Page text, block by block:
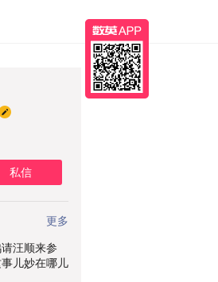
私信
更多
汪顺来参
儿妙在哪儿